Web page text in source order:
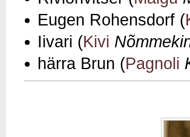
Eugen Rohensdorf (
Iivari (Kivi
härra Brun (Pagnoli